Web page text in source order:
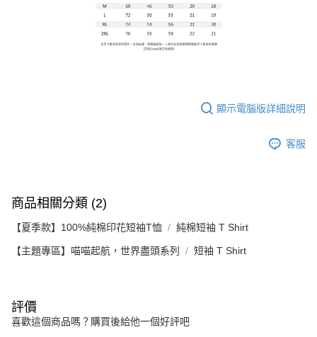
顯示電腦版詳細說明
客服
商品相關分類 (2)
【夏季款】100%純棉印花短袖T恤 純棉短袖 T Shirt
【主題專區】喵喵起航，世界盡頭系列 短袖 T Shirt
評價
喜歡這個商品嗎？購買後給他一個好評吧